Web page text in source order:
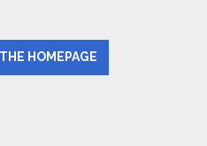
HOMEPAGE